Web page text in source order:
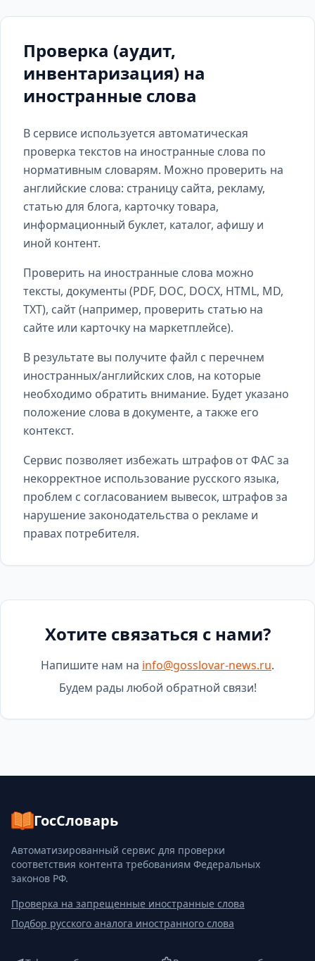
Проверка (аудит,
инвентаризация) на
иностранные слова
В сервисе используется автоматическая
проверка текстов на иностранные слова по
нормативным словарям. Можно проверить на
английские слова: страницу сайта, рекламу,
статью для блога, карточку товара,
информационный буклет, каталог, афишу и
иной контент.
Проверить на иностранные слова можно
тексты, документы (PDF, DOC, DOCX, HTML, MD,
TXT), сайт (например, проверить статью на
сайте или карточку на маркетплейсе).
В результате вы получите файл с перечнем
иностранных/английских слов, на которые
необходимо обратить внимание. Будет указано
положение слова в документе, а также его
контекст.
Сервис позволяет избежать штрафов от ФАС за
некорректное использование русского языка,
проблем с согласованием вывесок, штрафов за
нарушение законодательства о рекламе и
правах потребителя.
Хотите связаться с нами?
Напишите нам на info@gosslovar-news.ru.
Будем рады любой обратной связи!
ГосСловарь
Автоматизированный сервис для проверки
соответствия контента требованиям Федеральных
законов РФ.
Проверка на запрещенные иностранные слова
Подбор русского аналога иностранного слова